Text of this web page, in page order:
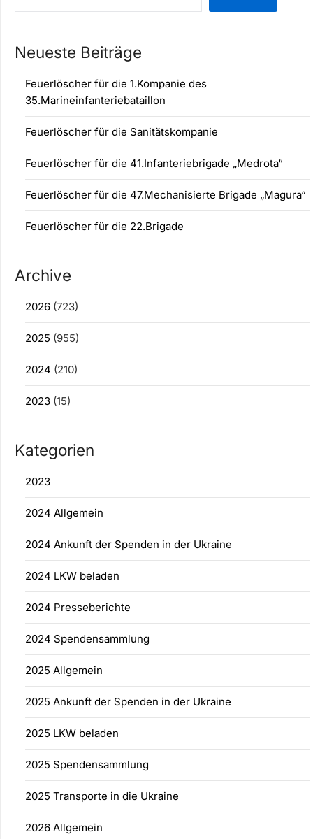
Neueste Beiträge
Feuerlöscher für die 1.Kompanie des
35.Marineinfanteriebataillon
Feuerlöscher für die Sanitätskompanie
Feuerlöscher für die 41.Infanteriebrigade „Medrota“
Feuerlöscher für die 47.Mechanisierte Brigade „Magura“
Feuerlöscher für die 22.Brigade
Archive
2026 (723)
2025 (955)
2024 (210)
2023 (15)
Kategorien
2023
2024 Allgemein
2024 Ankunft der Spenden in der Ukraine
2024 LKW beladen
2024 Presseberichte
2024 Spendensammlung
2025 Allgemein
2025 Ankunft der Spenden in der Ukraine
2025 LKW beladen
2025 Spendensammlung
2025 Transporte in die Ukraine
2026 Allgemein